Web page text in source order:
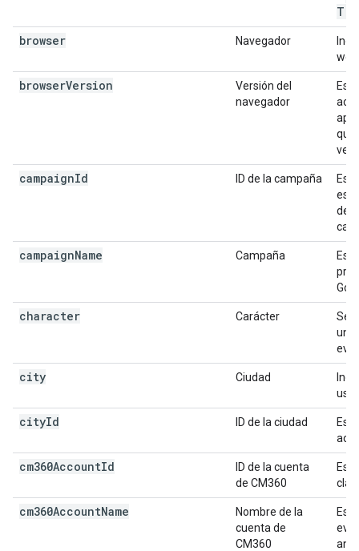
browser
Navegador
browserVersion
Versión del
navegador
Es
qué
campaignId ID de la campaña
Es
de
campaignName Campaña
Es
character Carácter
Se
un
city Ciudad
cityId ID de la ciudad
Es
cm360AccountId
ID de la cuenta
de CM360
Es
cm360AccountName
Nombre de la
cuenta de
CM360
Es